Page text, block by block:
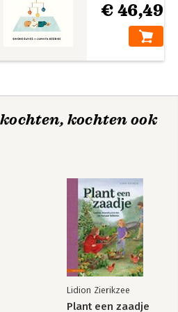
€ 46,49
kochten ook
Lidion Zierikzee
Plant een zaadje